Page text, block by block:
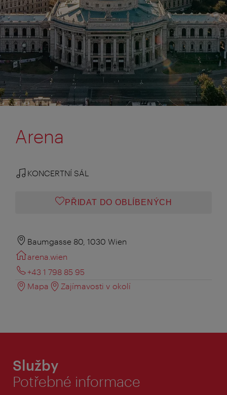
Arena
KONCERTNÍ SÁL
PŘIDAT DO OBLÍBENÝCH
Baumgasse 80, 1030 Wien
arena.wien
+43 1 798 85 95
Mapa
Zajímavosti v okolí
Služby
Potřebné informace